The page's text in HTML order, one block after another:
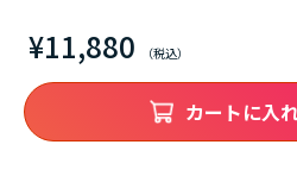
¥11,880
カートに入